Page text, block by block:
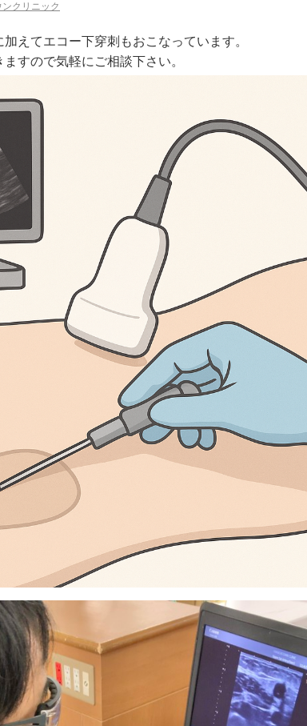
クリニック
えてエコー下穿刺もおこなっています。
すので気軽にご相談下さい。